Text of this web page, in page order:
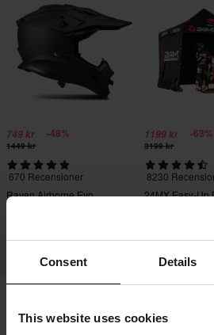
Consent Details
This website uses cookies
749 kr -48%
1449 kr
670 Recensioner
Raven Airborne Evo
1199 kr -63%
3199 kr
8230
24MX Easy-Up
Frakt & Leverans